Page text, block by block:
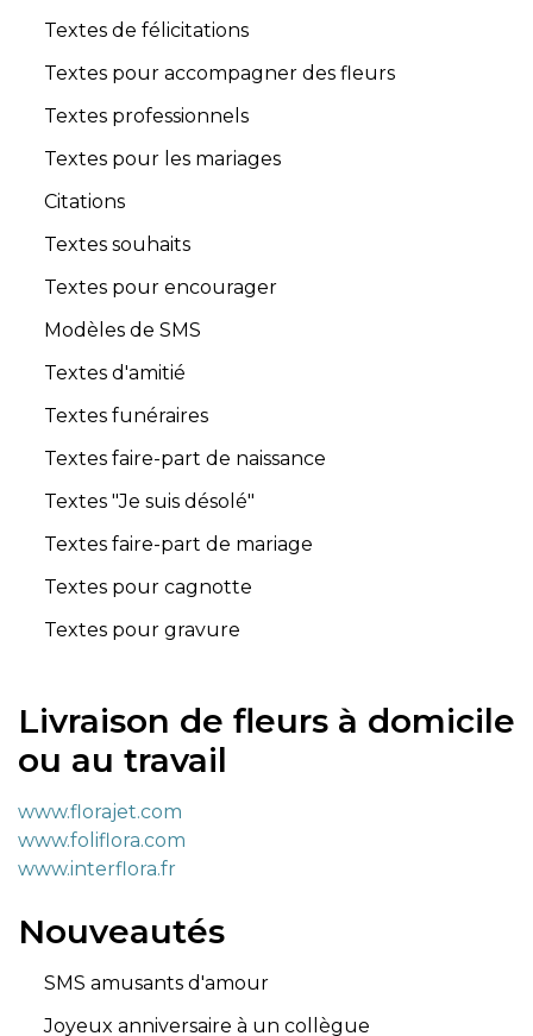
Textes de félicitations
Textes pour accompagner des fleurs
Textes professionnels
Textes pour les mariages
Citations
Textes souhaits
Textes pour encourager
Modèles de SMS
Textes d'amitié
Textes funéraires
Textes faire-part de naissance
Textes "Je suis désolé"
Textes faire-part de mariage
Textes pour cagnotte
Textes pour gravure
Livraison de fleurs à domicile
ou au travail
www.florajet.com
www.foliflora.com
www.interflora.fr
Nouveautés
SMS amusants d'amour
Joyeux anniversaire à un collègue